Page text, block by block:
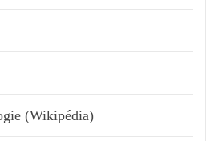
(Wikipédia)